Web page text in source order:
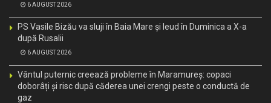
6 AUGUST 2026
PS Vasile Bizău va sluji în Baia Mare și Ieud în Duminica a X-a
după Rusalii
6 AUGUST 2026
Vântul puternic creează probleme în Maramureș: copaci
doborâți și risc după căderea unei crengi peste o conductă de
gaz